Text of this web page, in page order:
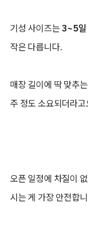
기성 사이즈는3~5일
작은 다릅니다.
매장 길이에 딱 맞추는
주 정도 소요되더라고
오픈 일정에 차질이
시는 게 가장 안전합